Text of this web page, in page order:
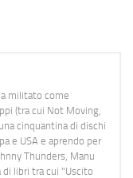
militato come
(tra cui Not Moving,
cinquantina di dischi
e USA e aprendo per
Thunders, Manu
di libri tra cui "Uscito